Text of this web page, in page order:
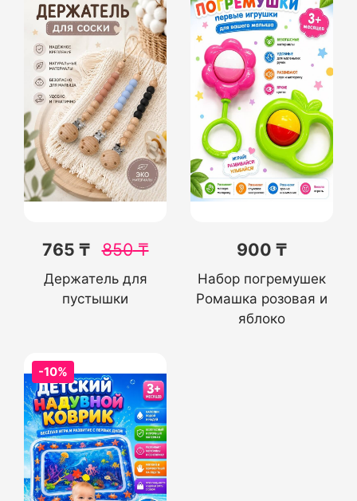
765 ₸ 850₸
Держатель для
пустышки
900 ₸
Набор погремушек
Ромашка розовая и
яблоко
-10%